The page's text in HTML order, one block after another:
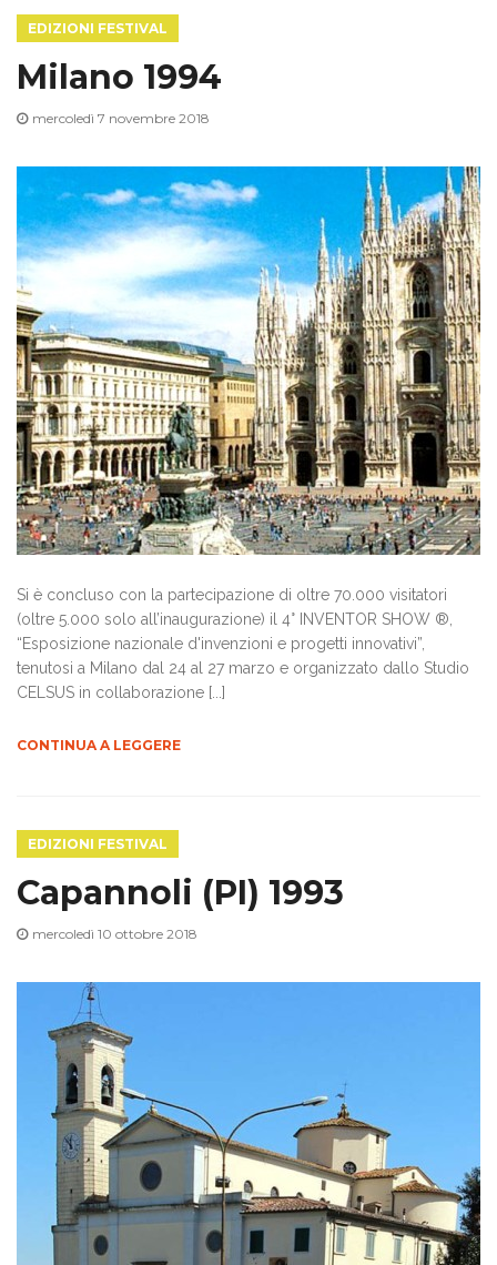
EDIZIONI FESTIVAL
Milano 1994
mercoledì 7 novembre 2018
Si è concluso con la partecipazione di oltre 70.000 visitatori
(oltre 5.000 solo all’inaugurazione) il 4° INVENTOR SHOW ®,
“Esposizione nazionale d'invenzioni e progetti innovativi”,
tenutosi a Milano dal 24 al 27 marzo e organizzato dallo Studio
CELSUS in collaborazione [...]
CONTINUA A LEGGERE
EDIZIONI FESTIVAL
Capannoli (PI) 1993
mercoledì 10 ottobre 2018